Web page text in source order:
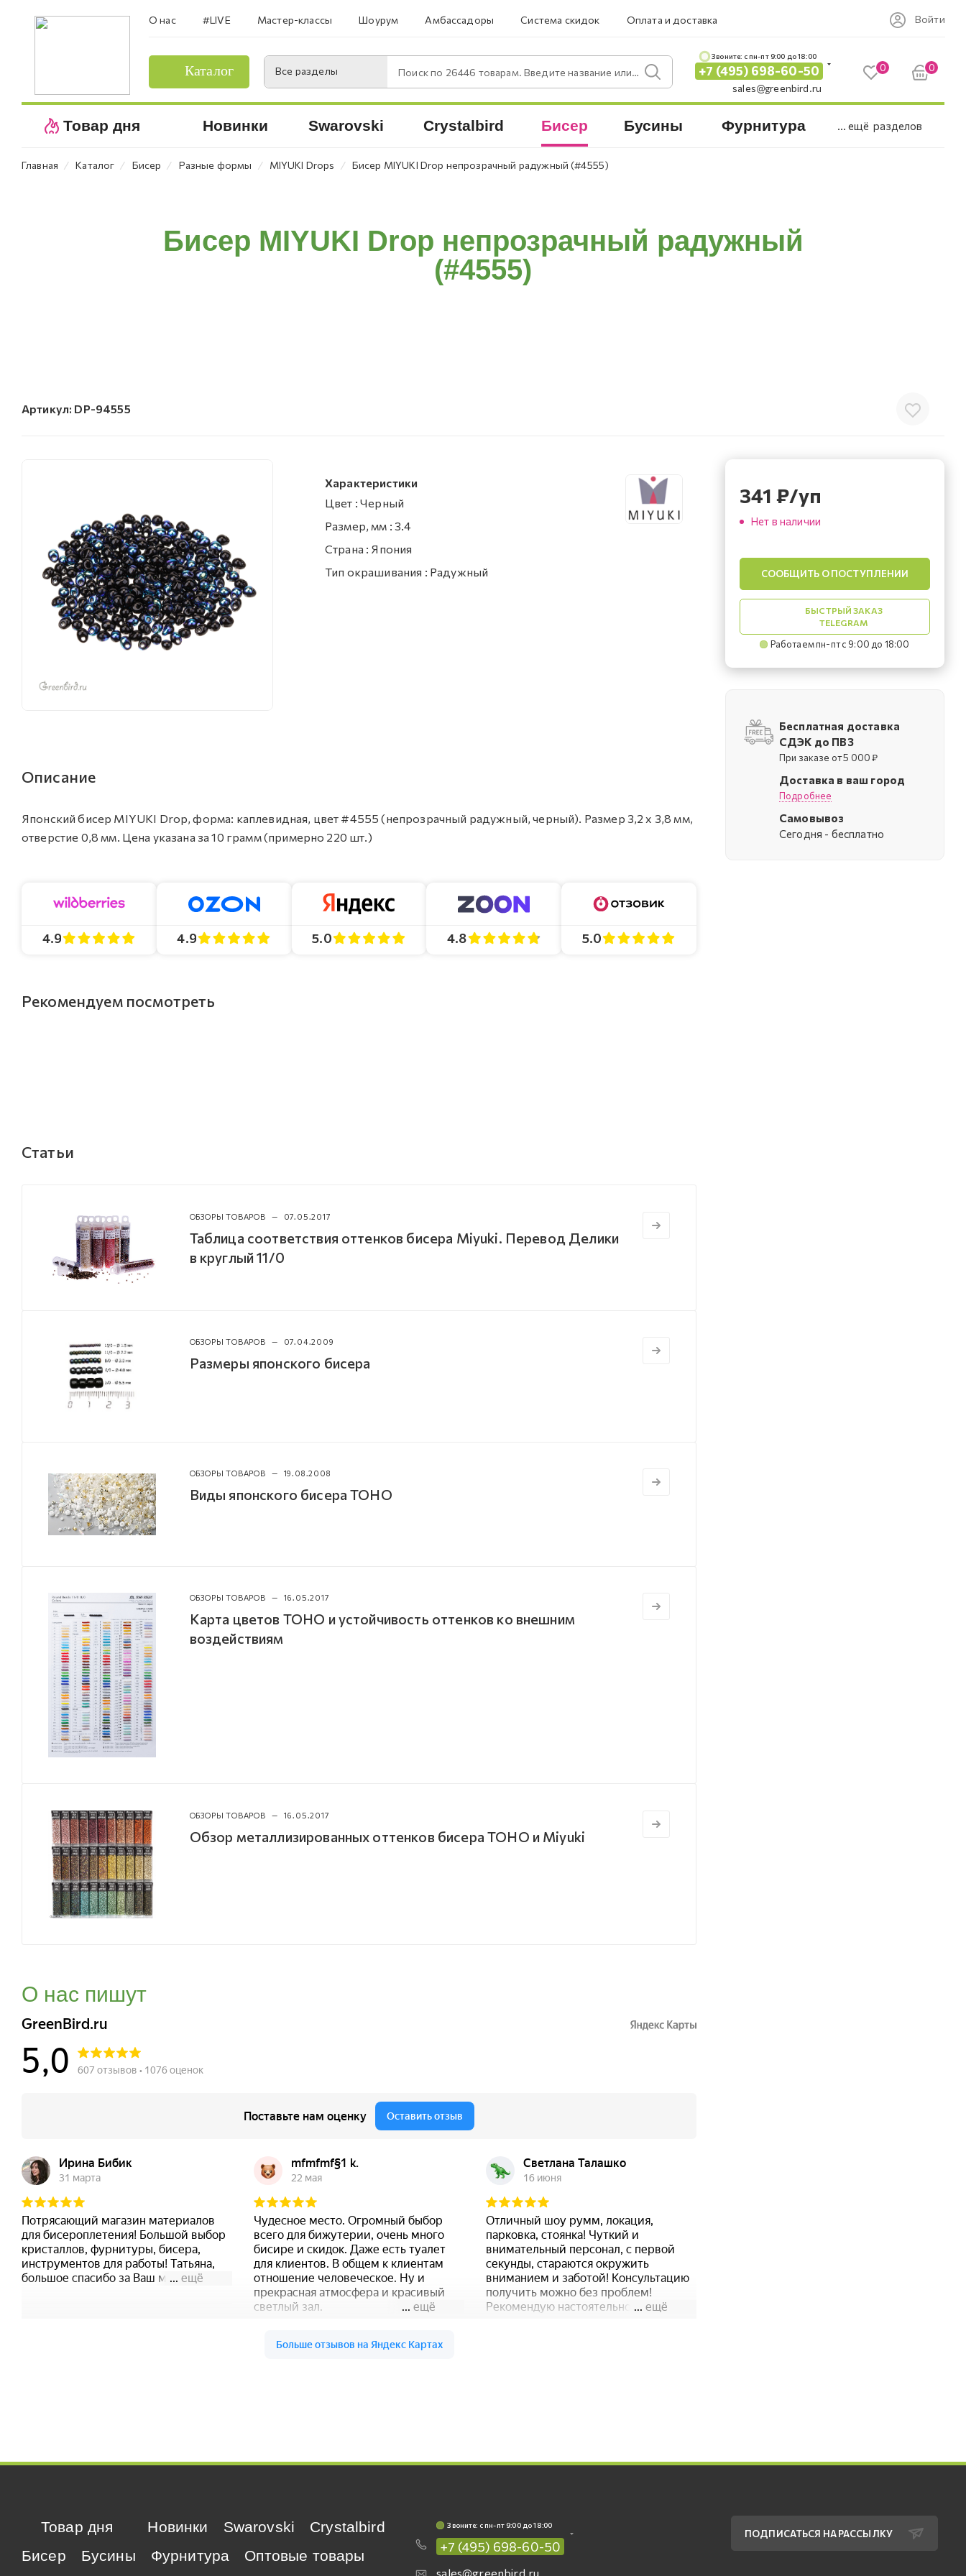
О нас #LIVE Мастер-классы Шоурум Амбассадоры Система скидок Оплата и доставка Войти
Каталог Все разделы Поиск по 26446 товарам. Введите название или артикул.
Звоните: c пн-пт 9:00 до 18:00
+7 (495) 698-60-50
sales@greenbird.ru
0 0
Товар дня Новинки Swarovski Crystalbird Бисер Бусины Фурнитура ... ещё разделов
Главная ⁄ Каталог ⁄ Бисер ⁄ Разные формы ⁄ MIYUKI Drops ⁄ Бисер MIYUKI Drop непрозрачный радужный (#4555)
Бисер MIYUKI Drop непрозрачный радужный
(#4555)
Артикул: DP-94555
Характеристики
Цвет : Черный
Размер, мм : 3.4
Страна : Япония
Тип окрашивания : Радужный
Описание
Японский бисер MIYUKI Drop, форма: каплевидная, цвет #4555 (непрозрачный радужный, черный). Размер 3,2 х 3,8 мм,
отверстие 0,8 мм. Цена указана за 10 грамм (примерно 220 шт.)
4.9 4.9 5.0 4.8 5.0
Рекомендуем посмотреть
Статьи
ОБЗОРЫ ТОВАРОВ — 07.05.2017
Таблица соответствия оттенков бисера Miyuki. Перевод Делики
в круглый 11/0
ОБЗОРЫ ТОВАРОВ — 07.04.2009
Размеры японского бисера
ОБЗОРЫ ТОВАРОВ — 19.08.2008
Виды японского бисера TOHO
ОБЗОРЫ ТОВАРОВ — 16.05.2017
Карта цветов TOHO и устойчивость оттенков ко внешним
воздействиям
ОБЗОРЫ ТОВАРОВ — 16.05.2017
Обзор металлизированных оттенков бисера TOHO и Miyuki
О нас пишут
341 ₽/уп
Нет в наличии
СООБЩИТЬ О ПОСТУПЛЕНИИ
БЫСТРЫЙ ЗАКАЗ
TELEGRAM
Работаем пн-пт с 9:00 до 18:00
Бесплатная доставка
СДЭК до ПВЗ
При заказе от 5 000 ₽
Доставка в ваш город
Подробнее
Самовывоз
Cегодня - бесплатно
Товар дня Новинки Swarovski
Crystalbird
Бисер
Бусины Фурнитура Оптовые товары
Звоните: c пн-пт 9:00 до 18:00
+7 (495) 698-60-50
sales@greenbird.ru
ПОДПИСАТЬСЯ НА РАССЫЛКУ